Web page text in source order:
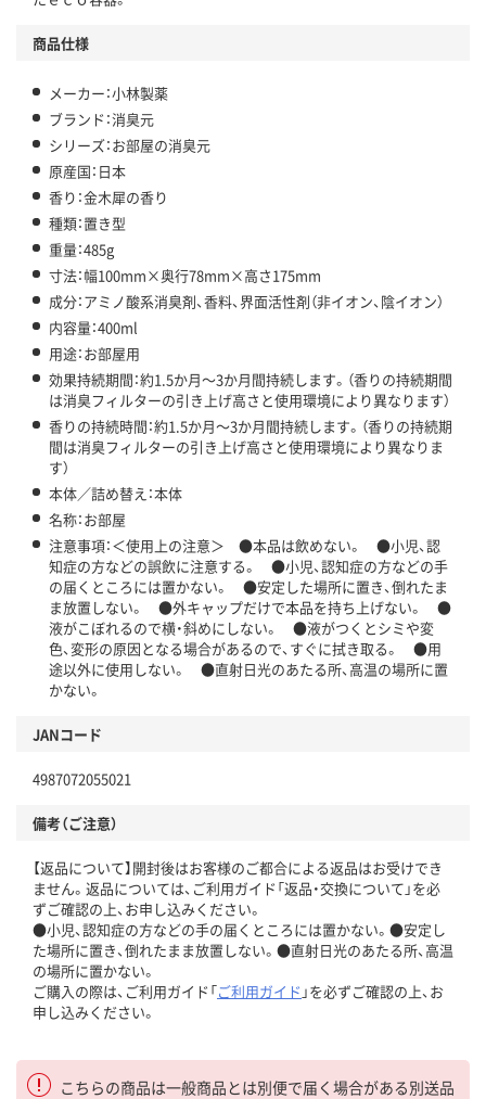
商品仕様
メーカー：小林製薬
ブランド：消臭元
シリーズ：お部屋の消臭元
原産国：日本
香り：金木犀の香り
種類：置き型
重量：485g
寸法：幅100mm×奥行78mm×高さ175mm
成分：アミノ酸系消臭剤、香料、界面活性剤（非イオン、陰イオン）
内容量：400ml
用途：お部屋用
効果持続期間：約1.5か月～3か月間持続します。（香りの持続期間
は消臭フィルターの引き上げ高さと使用環境により異なります）
香りの持続時間：約1.5か月～3か月間持続します。（香りの持続期
間は消臭フィルターの引き上げ高さと使用環境により異なりま
す）
本体／詰め替え：本体
名称：お部屋
注意事項：＜使用上の注意＞ ●本品は飲めない。 ●小児、認
知症の方などの誤飲に注意する。 ●小児、認知症の方などの手
の届くところには置かない。 ●安定した場所に置き、倒れたま
ま放置しない。 ●外キャップだけで本品を持ち上げない。 ●
液がこぼれるので横・斜めにしない。 ●液がつくとシミや変
色、変形の原因となる場合があるので、すぐに拭き取る。 ●用
途以外に使用しない。 ●直射日光のあたる所、高温の場所に置
かない。
JANコード
4987072055021
備考（ご注意）
【返品について】開封後はお客様のご都合による返品はお受けでき
ません。返品については、ご利用ガイド「返品・交換について」を必
ずご確認の上、お申し込みください。
●小児、認知症の方などの手の届くところには置かない。●安定し
た場所に置き、倒れたまま放置しない。●直射日光のあたる所、高温
の場所に置かない。
ご購入の際は、ご利用ガイド「ご利用ガイド 」を必ずご確認の上、お
申し込みください。
こちらの商品は一般商品とは別便で届く場合がある別送品